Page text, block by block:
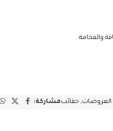
العروضات, حقائبمشاركة: